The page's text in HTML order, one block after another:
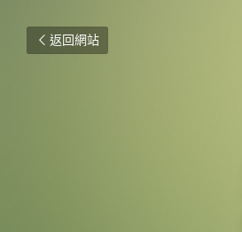
返回網站